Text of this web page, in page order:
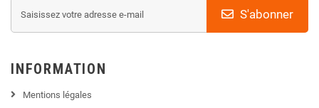
S'abonner
INFORMATION
Mentions légales